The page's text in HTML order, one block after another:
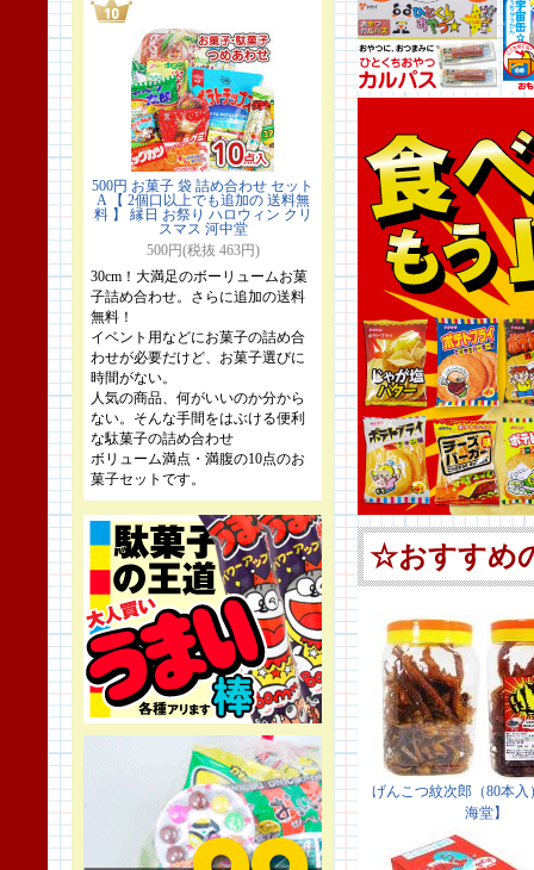
500円 お菓子 袋 詰め合わせ セット
A 【 2個口以上でも追加の 送料無
料 】 縁日 お祭り ハロウィン クリ
スマス 河中堂
500円(税抜 463円)
30cm！大満足のボーリュームお菓
子詰め合わせ。さらに追加の送料
無料！
イベント用などにお菓子の詰め合
わせが必要だけど、お菓子選びに
時間がない。
人気の商品、何がいいのか分から
ない。そんな手間をはぶける便利
な駄菓子の詰め合わせ
ボリューム満点・満腹の10点のお
菓子セットです。